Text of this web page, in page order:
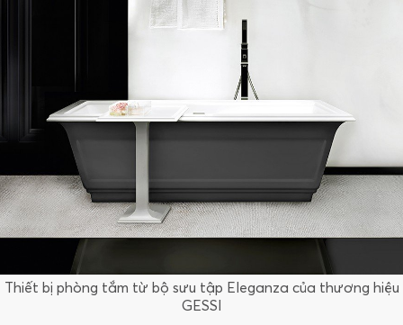
Thiết bị phòng tắm từ bộ sưu tập Eleganza của thương hiệu
GESSI